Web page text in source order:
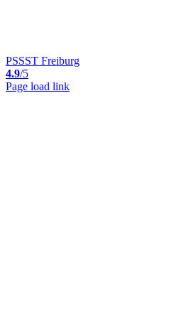
PSSST Freiburg
4.9/5
Page load link